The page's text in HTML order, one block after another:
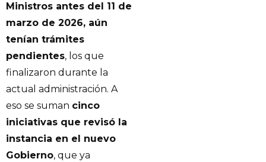
Ministros antes del 11 de
marzo de 2026, aún
tenían trámites
pendientes, los que
finalizaron durante la
actual administración. A
eso se suman cinco
iniciativas que revisó la
instancia en el nuevo
Gobierno, que ya